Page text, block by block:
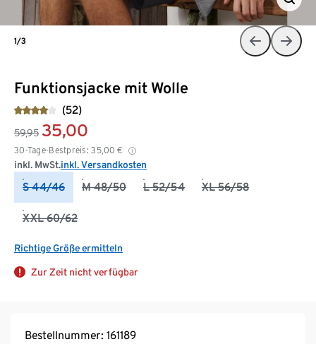
Funktionsjacke mit Wolle
(52)
59,95 35,00
30-Tage-Bestpreis: 35,00 €
inkl. MwSt.inkl. Versandkosten
S 44/46 M 48/50 L 52/54 XL 56/58
XXL 60/62
Richtige Größe ermitteln
Zur Zeit nicht verfügbar
1/3
Bestellnummer: 161189